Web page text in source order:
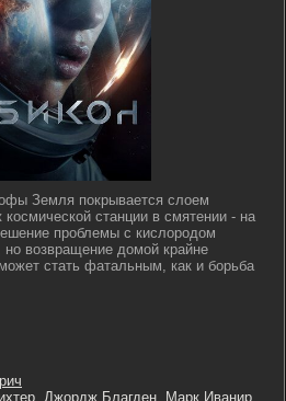
Земля покрывается слоем
станции в смятении - на
проблемы с кислородом
возвращение домой крайне
стать фатальным, как и борьба
, Джордж Благден, Марк Иванир,